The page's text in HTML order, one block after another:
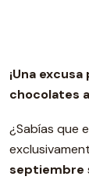
¡Una
chocolates
¿Sabías que
septiembre